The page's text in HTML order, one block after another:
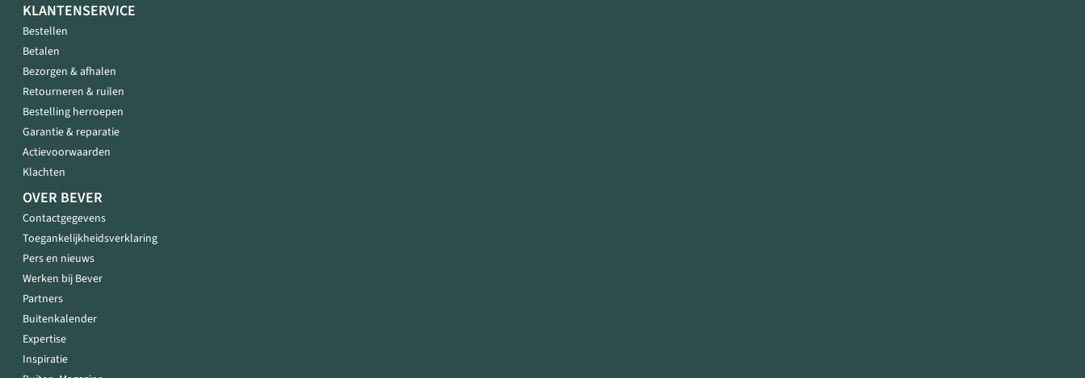
KLANTENSERVICE
Bestellen
Betalen
Bezorgen & afhalen
Retourneren & ruilen
Bestelling herroepen
Garantie & reparatie
Actievoorwaarden
Klachten
OVER BEVER
Contactgegevens
Toegankelijkheidsverklaring
Pers en nieuws
Werken bij Bever
Partners
Buitenkalender
Expertise
Inspiratie